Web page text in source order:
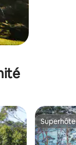
appréciés Superhôte
Superhôte